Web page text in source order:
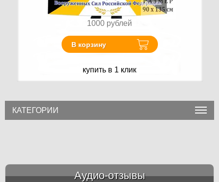
1000 рублей
В корзину
купить в 1 клик
КАТЕГОРИИ
Аудио-отзывы